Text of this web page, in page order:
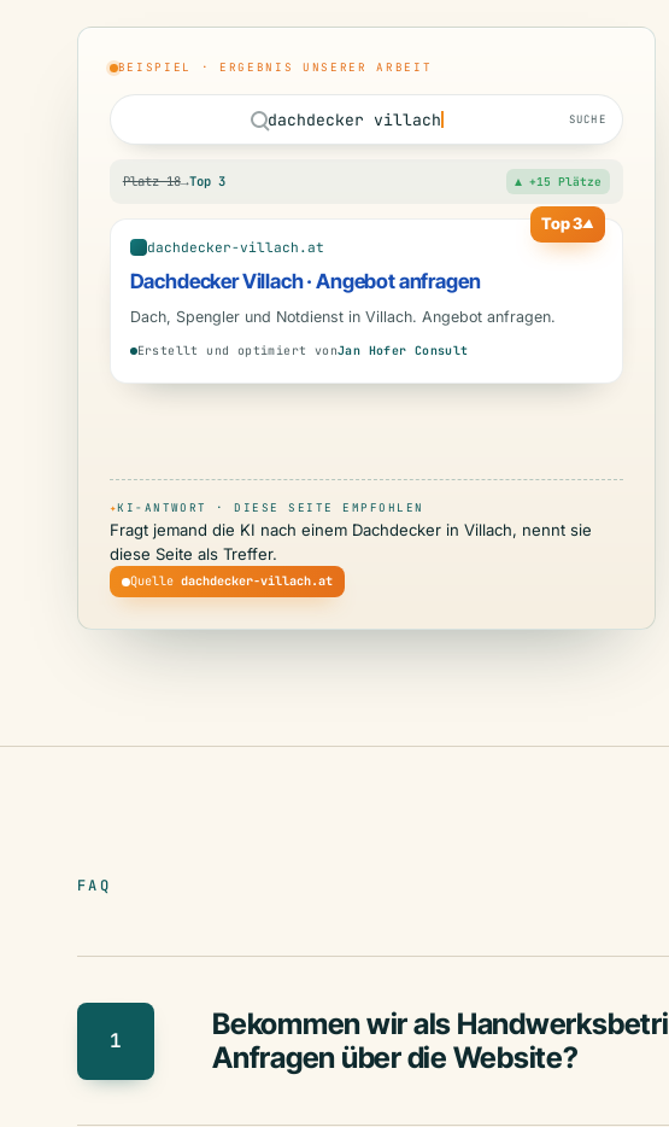
BEISPIEL · ERGEBNIS UNSERER ARBEIT
dachdecker villach SUCHE
Platz 18→Top 3 ▲ +15 Plätze
Top 3▲
dachdecker-villach.at
Dachdecker Villach · Angebot anfragen
Dach, Spengler und Notdienst in Villach. Angebot anfragen.
Erstellt und optimiert vonJan Hofer Consult
✦KI-ANTWORT · DIESE SEITE EMPFOHLEN
Fragt jemand die KI nach einem Dachdecker in Villach, nennt sie
diese Seite als Treffer.
Quelle dachdecker-villach.at
FAQ
1
Bekommen wir als
Anfragen über die Website?